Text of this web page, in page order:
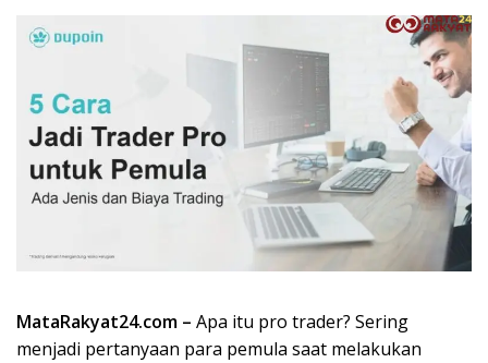
MataRakyat24.com – Apa itu pro trader? Sering
menjadi pertanyaan para pemula saat melakukan